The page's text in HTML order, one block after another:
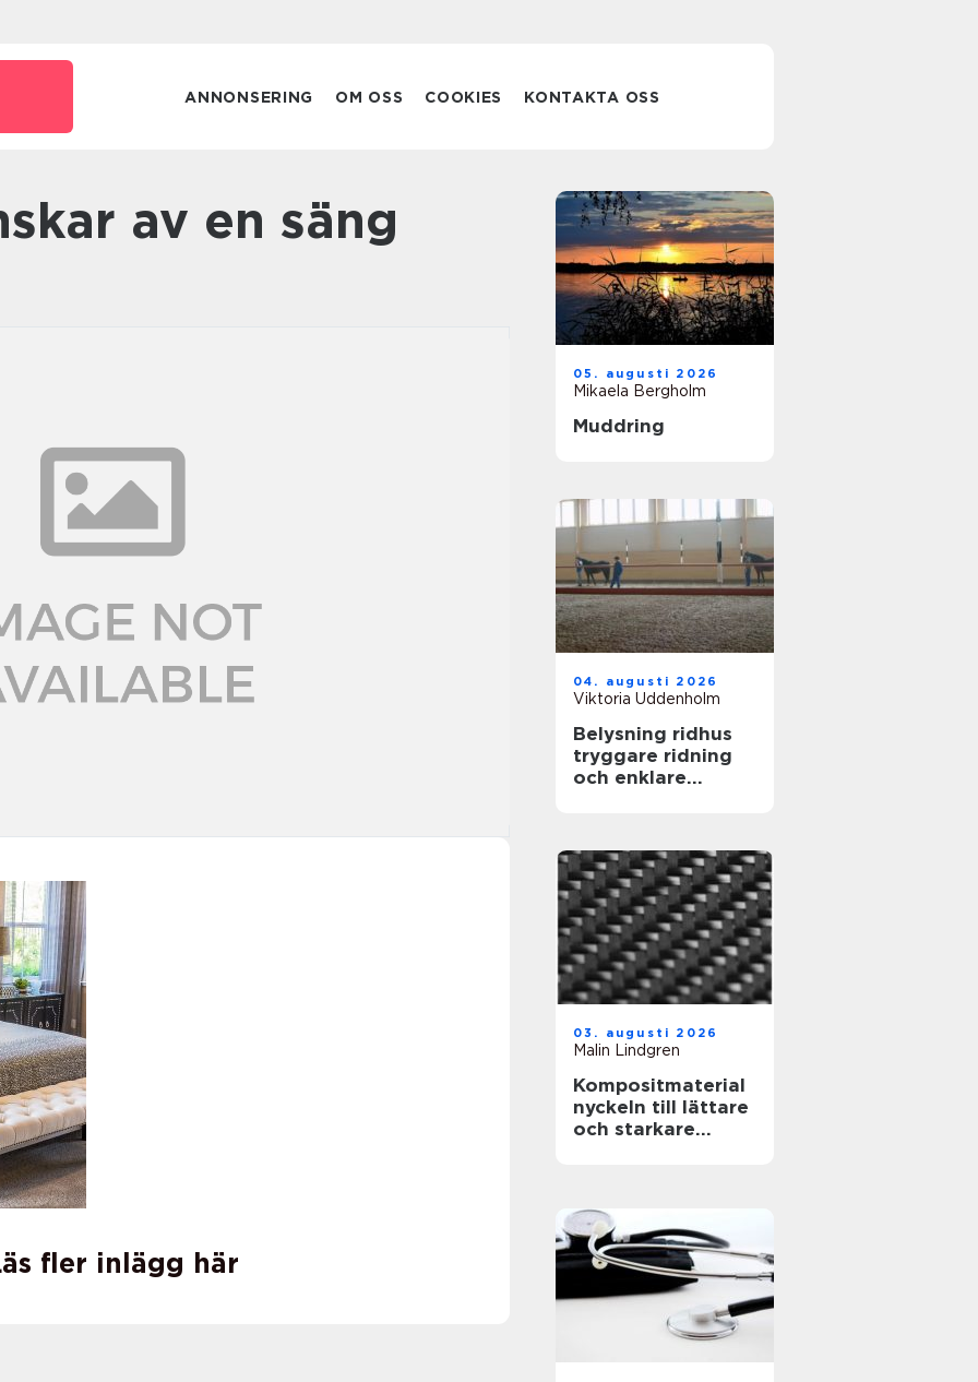
ANNONSERING OM OSS COOKIES KONTAKTA OSS
av en säng
fler inlägg här
05. augusti 2026
Mikaela Bergholm
Muddring
04. augusti 2026
Viktoria Uddenholm
Belysning ridhus
tryggare ridning
och enklare
03. augusti 2026
Malin Lindgren
Kompositmaterial
nyckeln till lättare
och starkare